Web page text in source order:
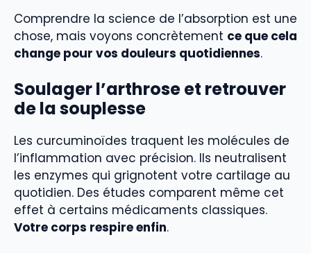
Comprendre la science de l’absorption est une
chose, mais voyons concrètement ce que cela
change pour vos douleurs quotidiennes.
Soulager l’arthrose et retrouver
de la souplesse
Les curcuminoïdes traquent les molécules de
l’inflammation avec précision. Ils neutralisent
les enzymes qui grignotent votre cartilage au
quotidien. Des études comparent même cet
effet à certains médicaments classiques.
Votre corps respire enfin.